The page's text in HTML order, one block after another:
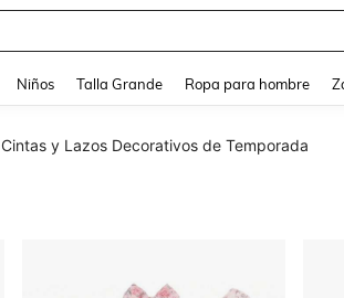
Niños Talla Grande Ropa para hombre
Cintas y Lazos Decorativos de Temporada